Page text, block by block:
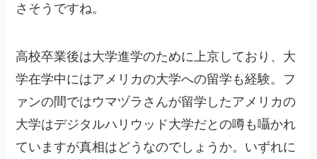
さそうですね。
高校卒業後は大学進学のために上京しており、大
学在学中にはアメリカの大学への留学も経験。フ
ァンの間ではウマヅラさんが留学したアメリカの
大学はデジタルハリウッド大学だとの噂も囁かれ
ていますが真相はどうなのでしょうか。いずれに